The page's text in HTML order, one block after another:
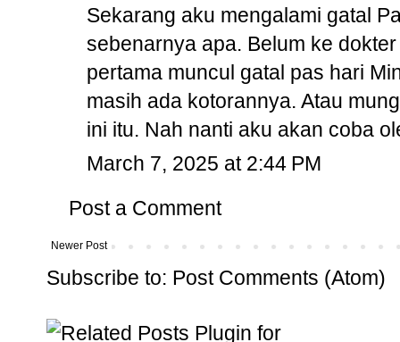
Sekarang aku mengalami gatal
sebenarnya apa. Belum ke
pertama muncul gatal pas hari
masih ada kotorannya. Atau
ini itu. Nah nanti aku akan coba
March 7, 2025 at 2:44 PM
Post a Comment
Newer Post
Subscribe to: Post Comments (Atom)